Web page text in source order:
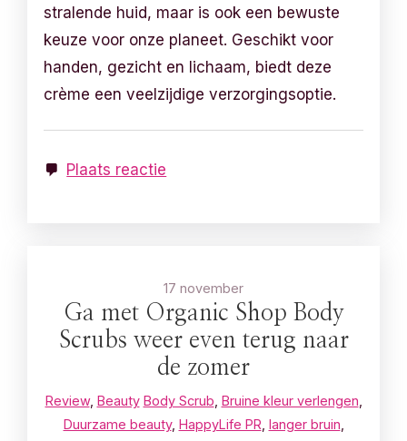
stralende huid, maar is ook een bewuste
keuze voor onze planeet. Geschikt voor
handen, gezicht en lichaam, biedt deze
crème een veelzijdige verzorgingsoptie.
Plaats reactie
17 november
Ga met Organic Shop Body
Scrubs weer even terug naar
de zomer
Review, Beauty Body Scrub Bruine kleur verlengen
Duurzame beauty, HappyLife PR langer bruin